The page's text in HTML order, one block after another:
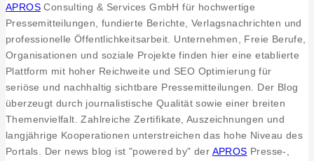
Doris
Wildner
APROS Consulting & Services GmbH für hochwertige
Pressemitteilungen, fundierte Berichte, Verlagsnachrichten und
professionelle Öffentlichkeitsarbeit. Unternehmen, Freie Berufe,
Organisationen und soziale Projekte finden hier eine etablierte
Plattform mit hoher Reichweite und SEO Optimierung für
seriöse und nachhaltig sichtbare Pressemitteilungen. Der Blog
überzeugt durch journalistische Qualität sowie einer breiten
Themenvielfalt. Zahlreiche Zertifikate, Auszeichnungen und
langjährige Kooperationen unterstreichen das hohe Niveau des
Portals. Der news blog ist "powered by" der APROS Presse-,